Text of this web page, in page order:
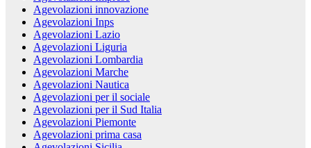
Agevolazioni innovazione
Agevolazioni Inps
Agevolazioni Lazio
Agevolazioni Liguria
Agevolazioni Lombardia
Agevolazioni Marche
Agevolazioni Nautica
Agevolazioni per il sociale
Agevolazioni per il Sud Italia
Agevolazioni Piemonte
Agevolazioni prima casa